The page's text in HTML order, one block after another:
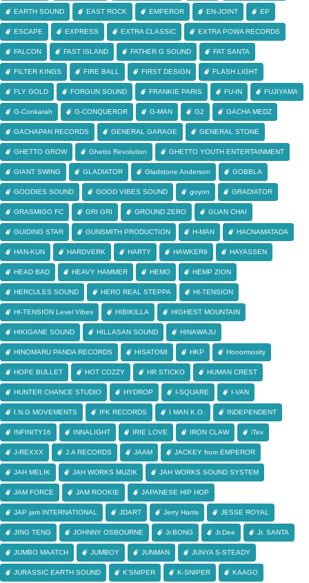
EARTH SOUND EAST ROCK EMPEROR EN-JOINT EP
ESCAPE EXPRESS EXTRA CLASSIC EXTRA POWA RECORDS
FALCON FAST ISLAND FATHER G SOUND FAT SANTA
FILTER KINGS FIRE BALL FIRST DESIGN FLASH LIGHT
FLY GOLD FORGUN SOUND FRANKIE PARIS FU-IN FUJIYAMA
G-Conkarah G-CONQUEROR G-MAN G2 GACHA MEDZ
GACHAPAN RECORDS GENERAL GARAGE GENERAL STONE
GHETTO GROW Ghetto Revolution GHETTO YOUTH ENTERTAINMENT
GIANT SWING GLADIATOR Gladstone Anderson GOBBLA
GOODIES SOUND GOOD VIBES SOUND goyon GRADIATOR
GRASMIGO FC GRI GRI GROUND ZERO GUAN CHAI
GUIDING STAR GUNSMITH PRODUCTION H-MAN HACNAMATADA
HAN-KUN HARDVERK HARTY HAWKER9 HAYASSEN
HEAD BAD HEAVY HAMMER HEMO HEMP ZION
HERCULES SOUND HERO REAL STEPPA HI-TENSION
HI-TENSION Level Vibes HIBIKILLA HIGHEST MOUNTAIN
HIKIGANE SOUND HILLASAN SOUND HINAWAJU
HINOMARU PANDA RECORDS HISATOMI HKP Honormosity
HOPE BULLET HOT COZZY HR STICKO HUMAN CREST
HUNTER CHANCE STUDIO HYDROP I-SQUARE I-VAN
I.N.G MOVEMENTS IFK RECORDS I MAN K.O. INDEPENDENT
INFINITY16 INNALIGHT IRIE LOVE IRON CLAW iTex
J-REXXX J.A RECORDS JAAM JACKEY from EMPEROR
JAH MELIK JAH WORKS MUZIK JAH WORKS SOUND SYSTEM
JAM FORCE JAM ROOKIE JAPANESE HIP HOP
JAP jam INTERNATIONAL JDART Jerry Harris JESSE ROYAL
JING TENG JOHNNY OSBOURNE Jr.BONG Jr.Dee Jr. SANTA
JUMBO MAATCH JUMBOY JUNMAN JUNYA S-STEADY
JURASSIC EARTH SOUND K'SNIPER K-SNIPER KAAGO